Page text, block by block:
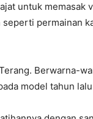
untuk memasak
permainan
Berwarna-
model tahun